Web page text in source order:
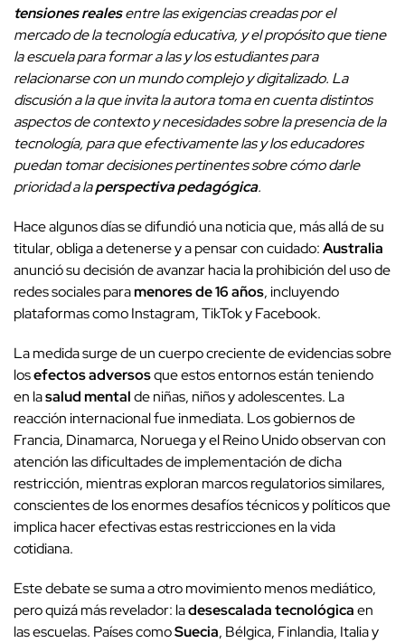
tensiones realesentre las exigencias creadas por el
mercado de la tecnología educativa, y el propósito que tiene
la escuela para formar a las y los estudiantes para
relacionarse con un mundo complejo y digitalizado. La
discusión a la que invita la autora toma en cuenta distintos
aspectos de contexto y necesidades sobre la presencia de la
tecnología, para que efectivamente las y los educadores
puedan tomar decisiones pertinentes sobre cómo darle
prioridad a laperspectiva pedagógica.
Hace algunos días se difundió una noticia que, más allá de su
titular, obliga a detenerse y a pensar con cuidado:Australia
anunció su decisión de avanzar hacia la prohibición del uso de
redes sociales paramenores de 16 años, incluyendo
plataformas como Instagram, TikTok y Facebook.
La medida surge de un cuerpo creciente de evidencias sobre
losefectos adversosque estos entornos están teniendo
en lasalud mentalde niñas, niños y adolescentes. La
reacción internacional fue inmediata. Los gobiernos de
Francia, Dinamarca, Noruega y el Reino Unido observan con
atención las dificultades de implementación de dicha
restricción, mientras exploran marcos regulatorios similares,
conscientes de los enormes desafíos técnicos y políticos que
implica hacer efectivas estas restricciones en la vida
cotidiana.
Este debate se suma a otro movimiento menos mediático,
pero quizá más revelador: ladesescalada tecnológicaen
las escuelas. Países comoSuecia, Bélgica, Finlandia, Italia y